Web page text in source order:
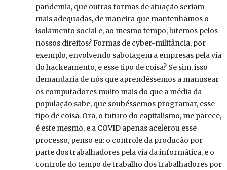
pandemia, que outras formas de atuação seriam
mais adequadas, de maneira que mantenhamos o
isolamento social e, ao mesmo tempo, lutemos pelos
nossos direitos? Formas de cyber-militância, por
exemplo, envolvendo sabotagem a empresas pela via
do hackeamento, e esse tipo de coisa? Se sim, isso
demandaria de nós que aprendêssemos a manusear
os computadores muito mais do que a média da
população sabe, que soubéssemos programar, esse
tipo de coisa. Ora, o futuro do capitalismo, me parece,
é este mesmo, e a COVID apenas acelerou esse
processo, penso eu: o controle da produção por
parte dos trabalhadores pela via da informática, e o
controle do tempo de trabalho dos trabalhadores por